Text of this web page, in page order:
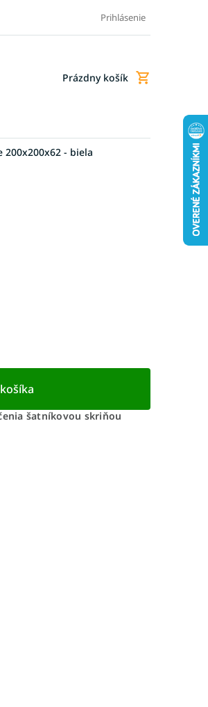
FAQ - Najčastejšie otázky
Prihlásenie
Nákupný
Prázdny košík
200x200x62 - biela
šatníkovou skriňou